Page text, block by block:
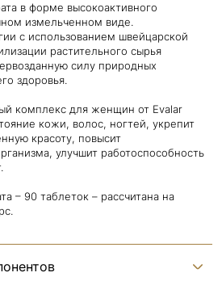
в форме высокоактивного
измельченном виде.
с использованием швейцарской
растительного сырья
силу природных
здоровья.
комплекс для женщин от Evalar
кожи, волос, ногтей, укрепит
красоту, повысит
улучшит работоспособность
– 90 таблеток – рассчитана на